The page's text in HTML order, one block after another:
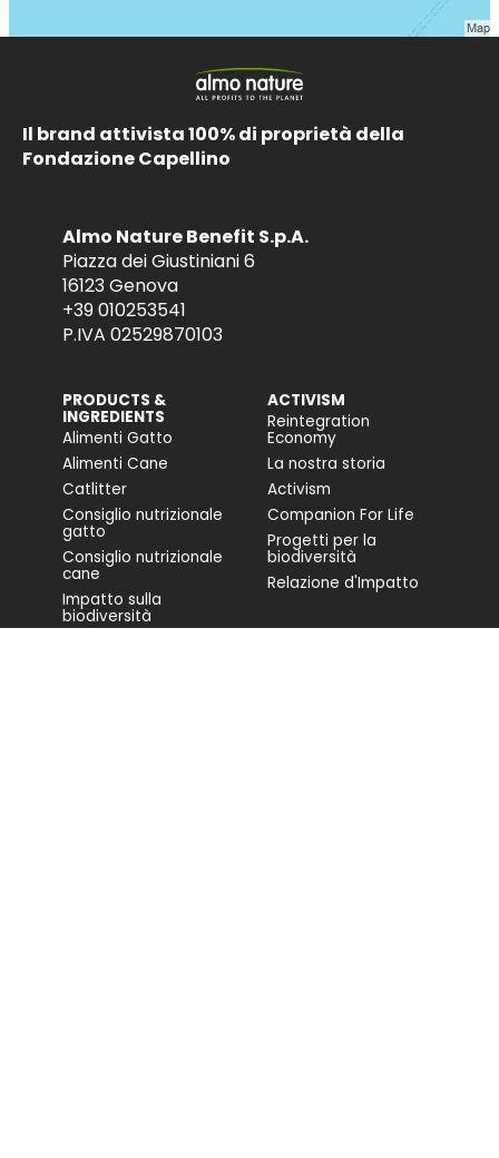
Il brand attivista 100% di proprietà della
Fondazione Capellino
Almo Nature Benefit S.p.A.
Piazza dei Giustiniani 6
16123 Genova
+39 010253541
P.IVA 02529870103
PRODUCTS &
INGREDIENTS
Alimenti Gatto
Alimenti Cane
Catlitter
Consiglio nutrizionale
gatto
Consiglio nutrizionale
cane
Impatto sulla
biodiversità
ACTIVISM
Reintegration
Economy
La nostra storia
Activism
Companion For Life
Progetti per la
biodiversità
Relazione d'Impatto